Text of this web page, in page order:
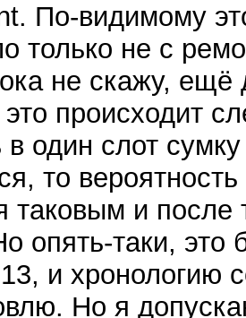
По-видимому
только не с
не скажу,
это происходит
в один слот
то
таковым и после
опять-таки,
и хронологию
Но я